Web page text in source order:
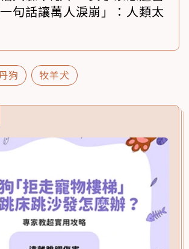
一句話讓萬人淚崩」：人類太
狗 牧羊犬